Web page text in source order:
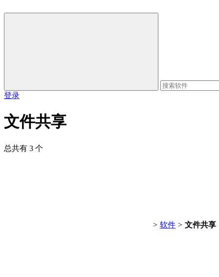
登录
文件共享
总共有 3 个
> 软件 > 文件共享